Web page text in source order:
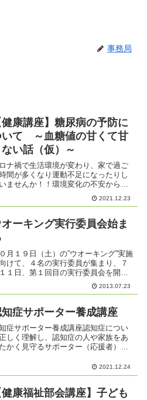
事務局
健康講座】糖尿病の予防に
いて ～血糖値の甘くて甘
ない話（仮）～
ナ禍で生活環境が変わり、家で過ご
間が多くなり運動不足になったりし
ませんか！！環境変化の不安から睡
不足になったりしていませんか？糖尿
についてのお話を伺い、後半は身体を
糖尿病の予防について ...
2021.12.23
オーキング実行委員会始ま
月１９日（土）の”ウオーキング”実施
けて、４名の実行委員が集まり、７
１日、第１回目の実行委員会を開催
ました。コースを決めり、コースの距
を測ったりと入念な話し合いをしまし
後日の発表をお楽...
2013.07.23
症サポーター養成講座
症サポーター養成講座認知症につい
しく理解し、認知症の人や家族をあ
かく見守るサポーター（応援者）を
土） １０：００～１１：３０場
中俣北公民館（中俣神社となり）
2021.12.24
健康福祉部会講座】子ども